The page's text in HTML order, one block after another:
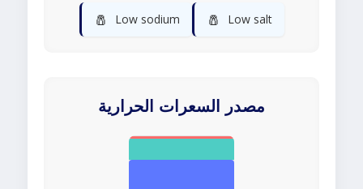
🧂 Low sodium 🧂 Low salt
مصدر السعرات الحرارية